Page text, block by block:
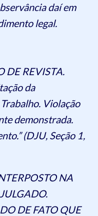
daí em
legal.
DE REVISTA.
da
Violação
demonstrada.
(DJU, Seção 1,
NA
DE FATO QUE